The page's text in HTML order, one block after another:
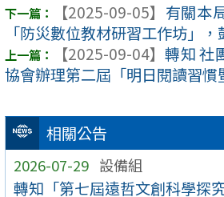
相關公告
2026-07-29 設備組
轉知「第七屆遠哲文創科學探
【2025-09-05】 有關本
「防災數位教材研習工作坊」，
【2025-09-04】 轉知 社
協會辦理第二屆「明日閱讀習慣